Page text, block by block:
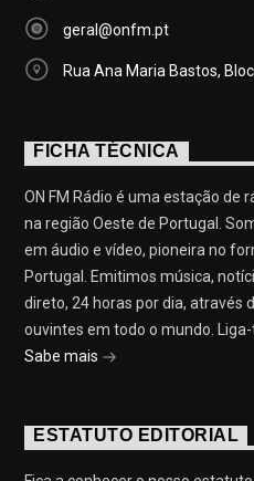
geral@onfm.pt
Rua Ana Maria Bastos,
FICHA TÉCNICA
ON FM Rádio é uma estação de
na região Oeste de Portugal.
em áudio e vídeo, pioneira no
Portugal. Emitimos música,
direto, 24 horas por dia, através
ouvintes em todo o mundo. Liga-
Sabe mais
ESTATUTO EDITORIAL